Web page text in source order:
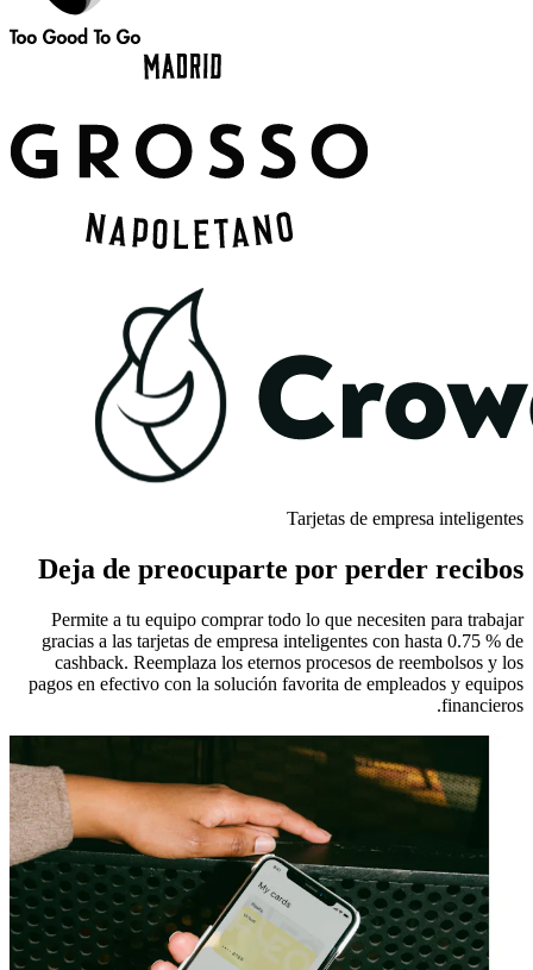
Tarjetas de empresa inteligentes
Deja de preocuparte por perder recibos
Permite a tu equipo comprar todo lo que necesiten para trabajar
gracias a las tarjetas de empresa inteligentes con hasta 0.75 % de
cashback. Reemplaza los eternos procesos de reembolsos y los
pagos en efectivo con la solución favorita de empleados y equipos
financieros.